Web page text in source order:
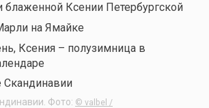
блаженной Ксении Петербургской
на Ямайке
Ксения – полузимницав
Фото: © valbel /